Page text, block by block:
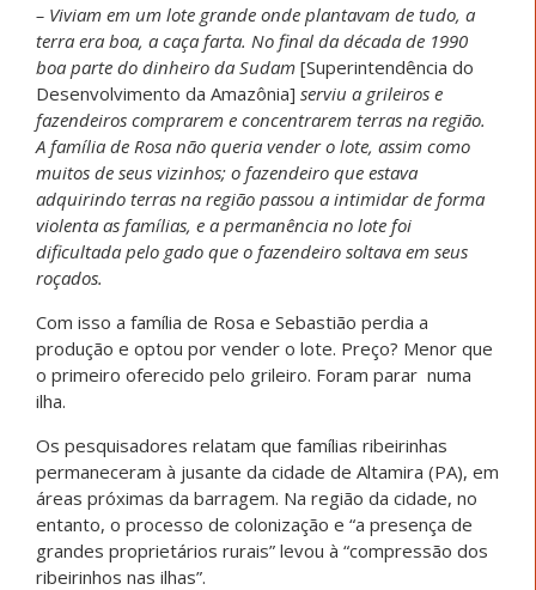
– Viviam em um lote grande onde plantavam de tudo, a
terra era boa, a caça farta. No final da década de 1990
boa parte do dinheiro da Sudam [Superintendência do
Desenvolvimento da Amazônia] serviu a grileiros e
fazendeiros comprarem e concentrarem terras na região.
A família de Rosa não queria vender o lote, assim como
muitos de seus vizinhos; o fazendeiro que estava
adquirindo terras na região passou a intimidar de forma
violenta as famílias, e a permanência no lote foi
dificultada pelo gado que o fazendeiro soltava em seus
roçados.
Com isso a família de Rosa e Sebastião perdia a
produção e optou por vender o lote. Preço? Menor que
o primeiro oferecido pelo grileiro. Foram parar numa
ilha.
Os pesquisadores relatam que famílias ribeirinhas
permaneceram à jusante da cidade de Altamira (PA), em
áreas próximas da barragem. Na região da cidade, no
entanto, o processo de colonização e “a presença de
grandes proprietários rurais” levou à “compressão dos
ribeirinhos nas ilhas”.